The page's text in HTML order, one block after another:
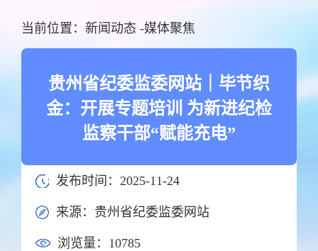
当前位置： 新闻动态 -媒体聚焦
贵州省纪委监委网站｜毕节织
金：开展专题培训 为新进纪检
监察干部“赋能充电”
发布时间：2025-11-24
来源：贵州省纪委监委网站
浏览量： 10785